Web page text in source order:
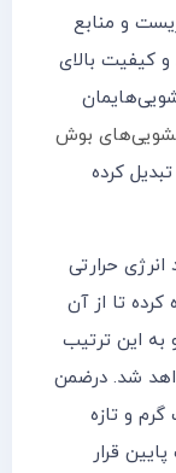
و منابع
کیفیت بالای
بوش
کرده
انرژی حرارتی
تا از آن
به این ترتیب
شد. درضمن
و تازه
قرار